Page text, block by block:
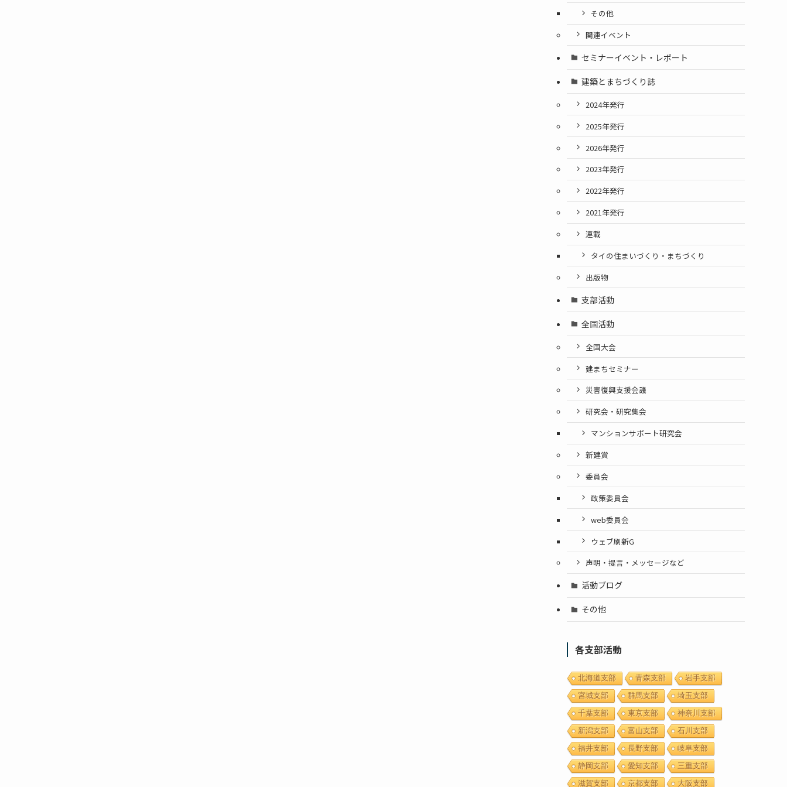
その他
関連イベント
セミナーイベント・レポート
建築とまちづくり誌
2024年発行
2025年発行
2026年発行
2023年発行
2022年発行
2021年発行
連載
タイの住まいづくり・まちづくり
出版物
支部活動
全国活動
全国大会
建まちセミナー
災害復興支援会議
研究会・研究集会
マンションサポート研究会
新建賞
委員会
政策委員会
web委員会
ウェブ刷新G
声明・提言・メッセージなど
活動ブログ
その他
各支部活動
北海道支部 青森支部
岩手支部
宮城支部
群馬支部
埼玉支部
千葉支部
東京支部
神奈川支部
新潟支部
富山支部
石川支部
福井支部
長野支部
岐阜支部
静岡支部
愛知支部
三重支部
滋賀支部
京都支部 大阪支部